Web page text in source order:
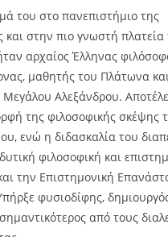
του στο πανεπιστήμιο της
και στην πιο γνωστή
αρχαίος Έλληνας
μαθητής του Πλάτωνα
Αλεξάνδρου.
της φιλοσοφικής σκέψης
ενώ η διδασκαλία του
φιλοσοφική και
την Επιστημονική
φυσιοδίφης,
από τους